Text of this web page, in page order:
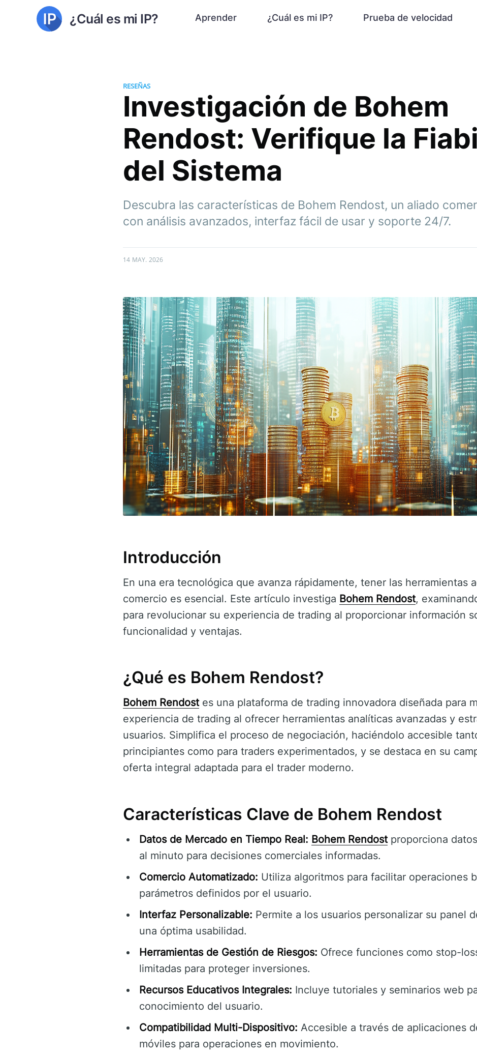
¿Cuál es mi IP? Aprender ¿Cuál es mi IP? Prueba de velocidad
RESEÑAS
Investigación de Bohem
Rendost: Verifique la
del Sistema
Descubra las características de Bohem Rendost, un aliado
con análisis avanzados, interfaz fácil de usar y soporte 24/7.
14 MAY. 2026
Introducción
En una era tecnológica que avanza rápidamente, tener las herramientas
comercio es esencial. Este artículo investiga Bohem Rendost,
para revolucionar su experiencia de trading al proporcionar información
funcionalidad y ventajas.
¿Qué es Bohem Rendost?
Bohem Rendostes una plataforma de trading innovadora diseñada para
experiencia de trading al ofrecer herramientas analíticas avanzadas y
usuarios. Simplifica el proceso de negociación, haciéndolo accesible
principiantes como para traders experimentados, y se destaca en su
oferta integral adaptada para el trader moderno.
Características Clave de Bohem Rendost
Datos de Mercado en Tiempo Real: Bohem Rendostproporciona
al minuto para decisiones comerciales informadas.
Comercio Automatizado: Utiliza algoritmos para facilitar operaciones
parámetros definidos por el usuario.
Interfaz Personalizable: Permite a los usuarios personalizar su panel
una óptima usabilidad.
Herramientas de Gestión de Riesgos: Ofrece funciones como stop-
limitadas para proteger inversiones.
Recursos Educativos Integrales: Incluye tutoriales y seminarios web
conocimiento del usuario.
Compatibilidad Multi-Dispositivo: Accesible a través de aplicaciones
móviles para operaciones en movimiento.